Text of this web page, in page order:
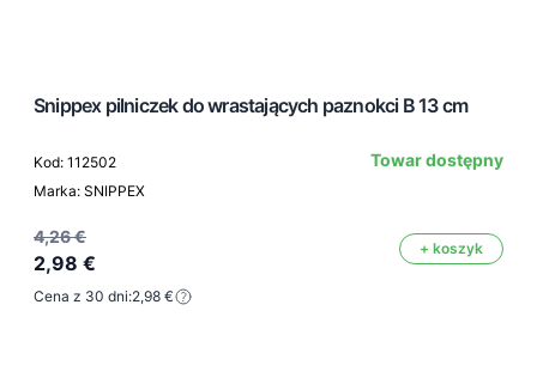
Snippex pilniczek do wrastających paznokci B 13 cm
Kod: 112502
Marka: SNIPPEX
Towar dostępny
4,26 €
2,98 €
+ koszyk
Cena z 30 dni:2,98 €